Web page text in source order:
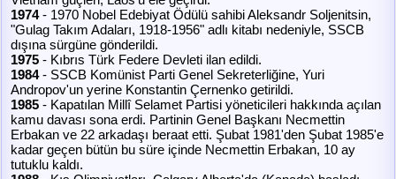
1974- 1970 Nobel Edebiyat Ödülü sahibi Aleksandr Soljenitsin,
"Gulag Takım Adaları, 1918-1956" adlı kitabı nedeniyle, SSCB
dışına sürgüne gönderildi.
1975 - Kıbrıs Türk Federe Devleti ilan edildi.
1984- SSCB Komünist Parti Genel Sekreterliğine, Yuri
Andropov'un yerine Konstantin Çernenko getirildi.
1985 - Kapatılan Millî Selamet Partisi yöneticileri hakkında açılan
kamu davası sona erdi. Partinin Genel Başkanı Necmettin
Erbakan ve 22 arkadaşı beraat etti. Şubat 1981'den Şubat 1985'e
kadar geçen bütün bu süre içinde Necmettin Erbakan, 10 ay
tutuklu kaldı.